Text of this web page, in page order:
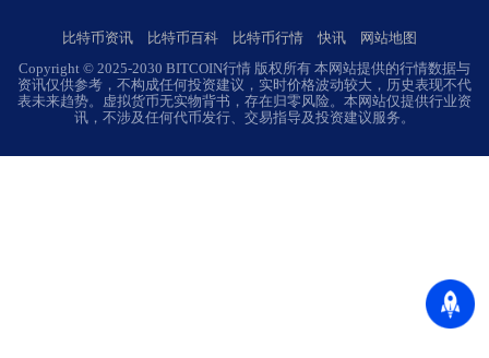
比特币资讯 比特币百科 比特币行情 快讯 网站地图
Copyright © 2025-2030 BITCOIN行情 版权所有 本网站提供的行情数据与
资讯仅供参考，不构成任何投资建议，实时价格波动较大，历史表现不代
表未来趋势。虚拟货币无实物背书，存在归零风险。本网站仅提供行业资
讯，不涉及任何代币发行、交易指导及投资建议服务。